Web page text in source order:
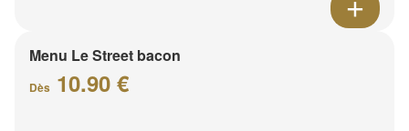
Menu Le Street bacon
Dès 10.90 €